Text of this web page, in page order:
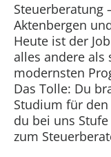
Steuerberatung
Aktenbergen
Heute ist der
alles andere
modernsten
Das Tolle: Du
Studium für
du bei uns
zum